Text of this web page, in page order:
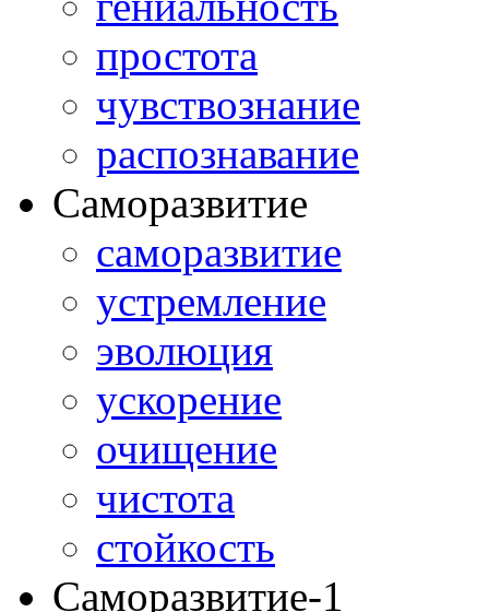
простота
чувствознание
распознавание
Саморазвитие
саморазвитие
устремление
эволюция
ускорение
очищение
чистота
стойкость
Саморазвитие-1